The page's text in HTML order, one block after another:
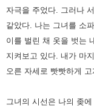
자극을 주었다.
그러나
같았다. 나는 그녀를 소
이를 벌린 채 옷을 벗는
지켜보고 있다. 내가 마
오른 자세로 빳빳하게 고
그녀의 시선은 나의 좆